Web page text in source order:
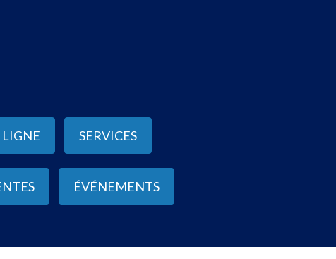
SERVICES
ÉVÉNEMENTS